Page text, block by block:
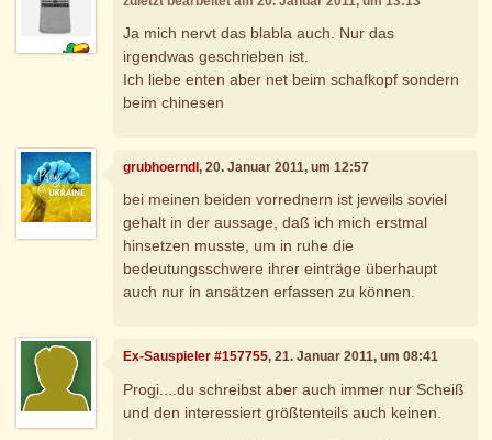
Ja mich nervt das blabla auch. Nur das
irgendwas geschrieben ist.
Ich liebe enten aber net beim schafkopf sondern
beim chinesen
grubhoerndl, 20. Januar 2011, um 12:57
bei meinen beiden vorrednern ist jeweils soviel
gehalt in der aussage, daß ich mich erstmal
hinsetzen musste, um in ruhe die
bedeutungsschwere ihrer einträge überhaupt
auch nur in ansätzen erfassen zu können.
Ex-Sauspieler #157755, 21. Januar 2011, um 08:41
Progi....du schreibst aber auch immer nur Scheiß
und den interessiert größtenteils auch keinen.